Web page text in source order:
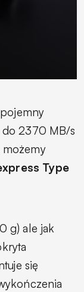
do 2370 MB/s
Type
g) ale jak
się